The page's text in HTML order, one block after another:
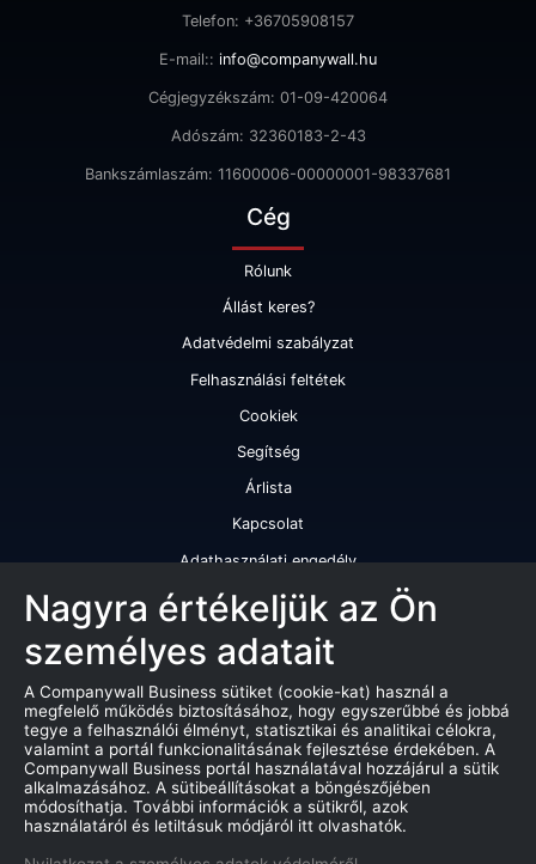
Telefon: +36705908157
E-mail:: info@companywall.hu
Cégjegyzékszám: 01-09-420064
Adószám: 32360183-2-43
Bankszámlaszám: 11600006-00000001-98337681
Cég
Rólunk
Állást keres?
Adatvédelmi szabályzat
Felhasználási feltétek
Cookiek
Segítség
Árlista
Kapcsolat
Adathasználati engedély
Szolgáltatásaink
Cégminősítés
Cégminősítési riport
Kiváló cégminősítési tanúsítvány
Termékek
Companywall Business - Adattovábbítási szerződés
Nagyra értékeljük az Ön
személyes adatait
A Companywall Business sütiket (cookie-kat) használ a
megfelelő működés biztosításához, hogy egyszerűbbé és jobbá
tegye a felhasználói élményt, statisztikai és analitikai célokra,
valamint a portál funkcionalitásának fejlesztése érdekében. A
Companywall Business portál használatával hozzájárul a sütik
alkalmazásához. A sütibeállításokat a böngészőjében
módosíthatja. További információk a sütikről, azok
használatáról és letiltásuk módjáról itt olvashatók.